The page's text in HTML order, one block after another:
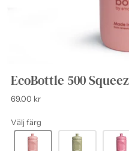
EcoBottle 500
Ordinarie
69.00 kr
Välj färg